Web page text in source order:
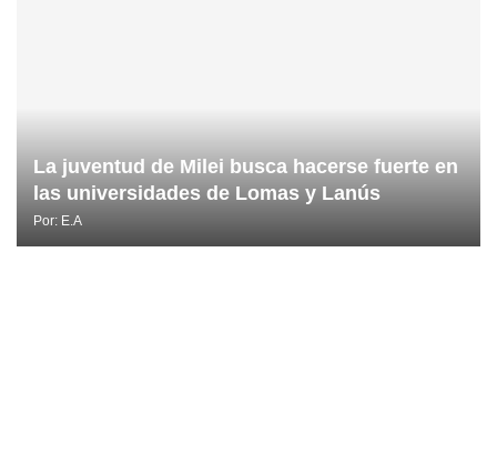
La juventud de Milei busca hacerse fuerte en
las universidades de Lomas y Lanús
Por: E.A